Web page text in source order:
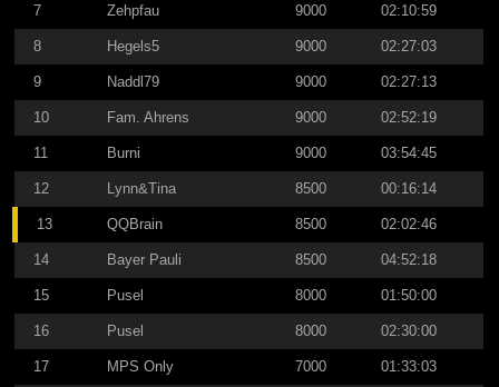
7 Zehpfau 9000 02:10:59
8 Hegels5 9000 02:27:03
9 Naddl79 9000 02:27:13
10 Fam. Ahrens 9000 02:52:19
11 Burni 9000 03:54:45
12 Lynn&Tina 8500 00:16:14
13 QQBrain 8500 02:02:46
14 Bayer Pauli 8500 04:52:18
15 Pusel 8000 01:50:00
16 Pusel 8000 02:30:00
17 MPS Only 7000 01:33:03